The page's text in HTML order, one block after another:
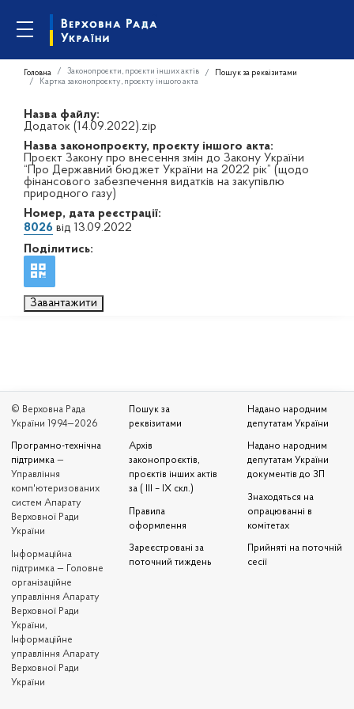
Головна Законопроєкти, проєкти інших актів
Пошук за реквізитами
Картка законопроєкту, проєкту іншого акта
Назва файлу:
Додаток (14.09.2022).zip
Назва законопроєкту, проєкту іншого акта:
Проєкт Закону про внесення змін до Закону України
“Про Державний бюджет України на 2022 рік” (щодо
фінансового забезпечення видатків на закупівлю
природного газу)
Номер, дата реєстрації:
8026 від 13.09.2022
Поділитись:
Завантажити
© Верховна Рада
України 1994—2026
Програмно-технічна
підтримка —
Управління
комп'ютеризованих
систем Апарату
Верховної Ради
України
Iнформаційна
підтримка — Головне
організаційне
управління Апарату
Верховної Ради
України,
Інформаційне
управління Апарату
Верховної Ради
України
Пошук за
реквізитами
Архів
законопроєктів,
проєктів інших актів
за ( III – IX скл.)
Правила
оформлення
Зареєстровані за
поточний тиждень
Надано народним
депутатам України
Надано народним
депутатам України
документів до ЗП
Знаходяться на
опрацюванні в
комітетах
Прийняті на поточній
сесії